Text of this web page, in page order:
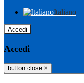
Italiano
Accedi
Accedi
button close ×